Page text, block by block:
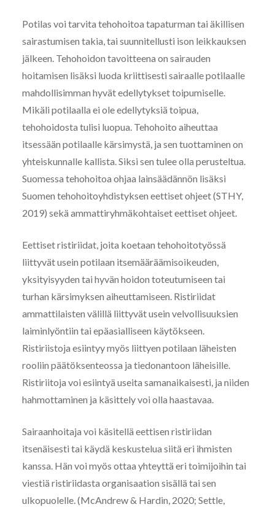
Potilas voi tarvita tehohoitoa tapaturman tai äkillisen
sairastumisen takia, tai suunnitellusti ison leikkauksen
jälkeen. Tehohoidon tavoitteena on sairauden
hoitamisen lisäksi luoda kriittisesti sairaalle potilaalle
mahdollisimman hyvät edellytykset toipumiselle.
Mikäli potilaalla ei ole edellytyksiä toipua,
tehohoidosta tulisi luopua. Tehohoito aiheuttaa
itsessään potilaalle kärsimystä, ja sen tuottaminen on
yhteiskunnalle kallista. Siksi sen tulee olla perusteltua.
Suomessa tehohoitoa ohjaa lainsäädännön lisäksi
Suomen tehohoitoyhdistyksen eettiset ohjeet (STHY,
2019) sekä ammattiryhmäkohtaiset eettiset ohjeet.
Eettiset ristiriidat, joita koetaan tehohoitotyössä
liittyvät usein potilaan itsemääräämisoikeuden,
yksityisyyden tai hyvän hoidon toteutumiseen tai
turhan kärsimyksen aiheuttamiseen. Ristiriidat
ammattilaisten välillä liittyvät usein velvollisuuksien
laiminlyöntiin tai epäasialliseen käytökseen.
Ristiriistoja esiintyy myös liittyen potilaan läheisten
rooliin päätöksenteossa ja tiedonantoon läheisille.
Ristiriitoja voi esiintyä useita samanaikaisesti, ja niiden
hahmottaminen ja käsittely voi olla haastavaa.
Sairaanhoitaja voi käsitellä eettisen ristiriidan
itsenäisesti tai käydä keskustelua siitä eri ihmisten
kanssa. Hän voi myös ottaa yhteyttä eri toimijoihin tai
viestiä ristiriidasta organisaation sisällä tai sen
ulkopuolelle. (McAndrew & Hardin, 2020; Settle,